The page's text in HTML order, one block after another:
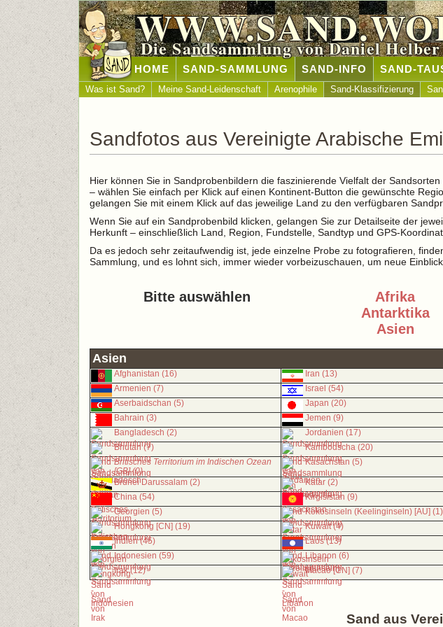
Die Sandsammlung von Daniel Helber
HOME SAND-SAMMLUNG SAND-INFO SAND-
Was ist Sand? Meine Sand-Leidenschaft Arenophile Sand-Klassifizierung
Sandfotos aus Vereinigte Arabische
Hier können Sie in Sandprobenbildern die faszinierende Vielfalt der
– wählen Sie einfach per Klick auf einen Kontinent-Button die gewünschte
gelangen Sie mit einem Klick auf das jeweilige Land zu den verfügbaren
Wenn Sie auf ein Sandprobenbild klicken, gelangen Sie zur Detailseite der
Herkunft – einschließlich Land, Region, Fundstelle, Sandtyp und GPS-
Da es jedoch sehr zeitaufwendig ist, jede einzelne Probe zu fotografieren,
Sammlung, und es lohnt sich, immer wieder vorbeizuschauen, um neue
Bitte auswählen Afrika
Antarktika
Asien
Asien
Afghanistan (16) Iran (13)
Armenien (7)
Israel (54)
Aserbaidschan (5)
Japan (20)
Bahrain (3)
Jemen (9)
Bangladesch (2)
Jordanien (17)
Bhutan (7)
Kambodscha (20)
Britisches Territorium im Indischen Ozean
[GB] (0)
Kasachstan (5)
Brunei Darussalam (2) Katar (2)
China (54)
Kirgisistan (9)
Georgien (5)
Kokosinseln (Keelinginseln) [AU] (1)
Hongkong [CN] (19)
Kuwait (4)
Indien (45)
Laos (13)
Indonesien (59)
Libanon (6)
Irak (12)
Macao [CN] (7)
Sand aus